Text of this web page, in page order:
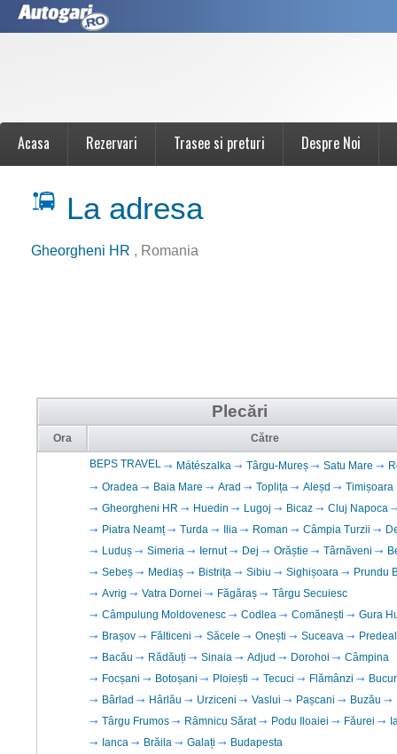
Acasa Rezervari Trasee si preturi Despre Noi
La adresa
Gheorgheni HR , Romania
Plecări
Ora Către
BEPS TRAVEL Mátészalka Târgu-Mureș Satu Mare
Oradea
Baia Mare Arad Toplița Aleșd
Timișoara
Gheorgheni HR
Huedin Lugoj Bicaz
Cluj Napoca
Piatra Neamț
Turda Ilia Roman Câmpia Turzii
Luduș
Simeria Iernut Dej Orăștie Târnăveni
Sebeș
Mediaș Bistrița Sibiu Sighișoara
Prundu
Avrig
Vatra Dornei Făgăraș
Târgu Secuiesc
Câmpulung Moldovenesc
Codlea Comănești
Gura
Brașov
Fălticeni Săcele Onești Suceava
Predeal
Bacău
Rădăuți Sinaia Adjud Dorohoi
Câmpina
Focșani
Botoșani Ploiești Tecuci Flămânzi
Bârlad
Hârlău Urziceni Vaslui Pașcani Buzău
Târgu Frumos
Râmnicu Sărat Podu Iloaiei Făurei
Ianca
Brăila Galați Budapesta